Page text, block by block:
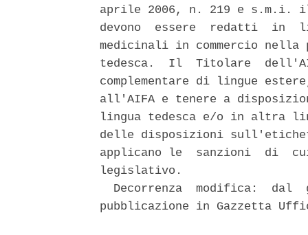
aprile 2006, n. 219 e
devono  essere  redatti  in
medicinali in commercio
tedesca.  Il  Titolare
complementare di lingue
all'AIFA e tenere a
lingua tedesca e/o in altra
delle disposizioni
applicano le  sanzioni  di
legislativo.
Decorrenza  modifica:  dal
pubblicazione in Gazzetta